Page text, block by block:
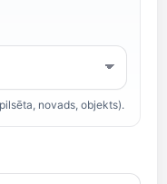
novads, objekts).